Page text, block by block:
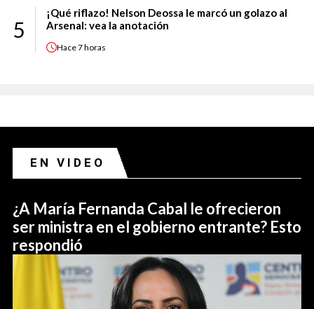
5
¡Qué riflazo! Nelson Deossa le marcó un golazo al
Arsenal: vea la anotación
Hace7 horas
EN VIDEO
¿A María Fernanda Cabal le ofrecieron
ser ministra en el gobierno entrante? Esto
respondió